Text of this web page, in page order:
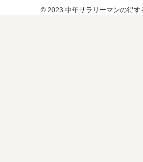
© 2023 中年サラリーマンの得す